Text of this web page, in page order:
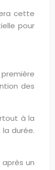
cette
pour
des
à la
durée.
un